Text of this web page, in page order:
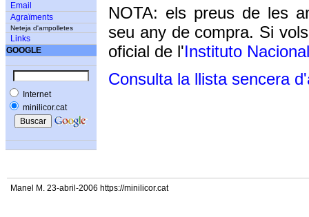
Email
Agraïments
Neteja d'ampolletes
Links
GOOGLE
Internet
minilicor.cat
NOTA: els preus de les
seu any de compra. Si
oficial de l'Instituto
Consulta la llista sencera
Manel M. 23-abril-2006 https://minilicor.cat